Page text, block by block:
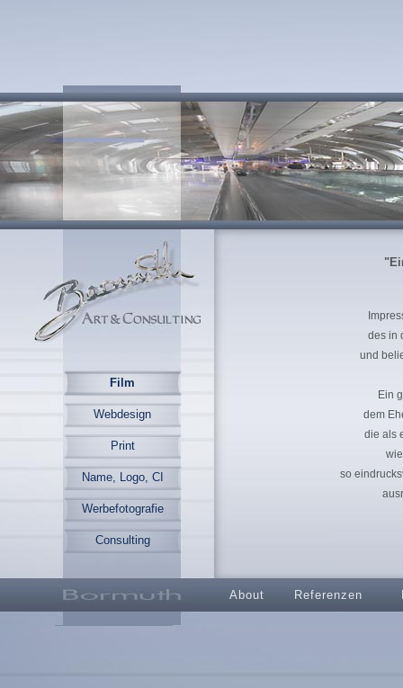
Film
Webdesign
Print
Name, Logo, CI
Werbefotografie
Consulting
des in
und
Ein
dem
die als
so
About Referenzen